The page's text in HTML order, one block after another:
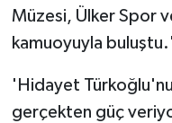
Müzesi, Ülker Spor
kamuoyuyla buluştu.'
'Hidayet
gerçekten güç